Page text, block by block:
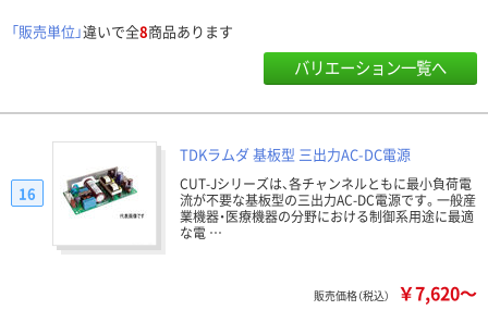
「販売単位」違いで全8商品あります
バリエーション一覧へ
TDKラムダ 基板型 三出力AC-DC電源
CUT-Jシリーズは、各チャンネルともに最小負荷電
流が不要な基板型の三出力AC-DC電源です。一般産
業機器・医療機器の分野における制御系用途に最適
な電 …
16
販売価格（税込） ￥7,620～